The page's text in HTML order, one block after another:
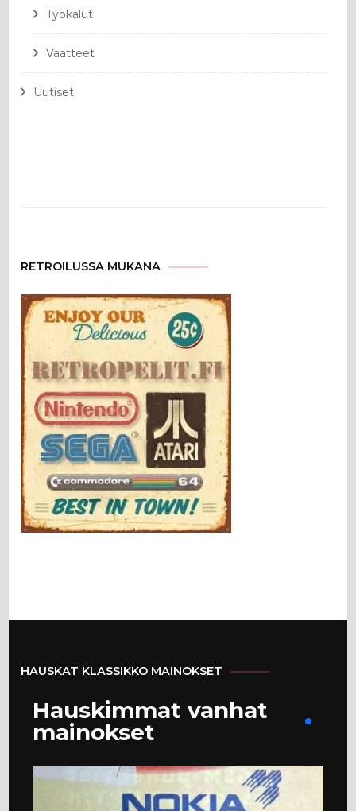
Työkalut
Vaatteet
Uutiset
RETROILUSSA MUKANA
HAUSKAT KLASSIKKO MAINOKSET
Hauskimmat vanhat
mainokset